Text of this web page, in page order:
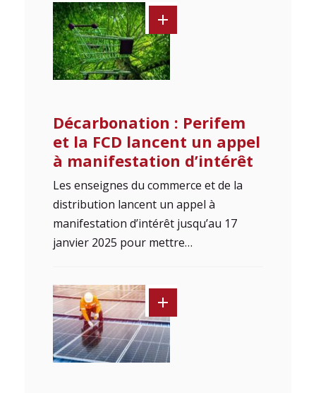
Décarbonation : Perifem
et la FCD lancent un appel
à manifestation d’intérêt
Les enseignes du commerce et de la
distribution lancent un appel à
manifestation d’intérêt jusqu’au 17
janvier 2025 pour mettre…